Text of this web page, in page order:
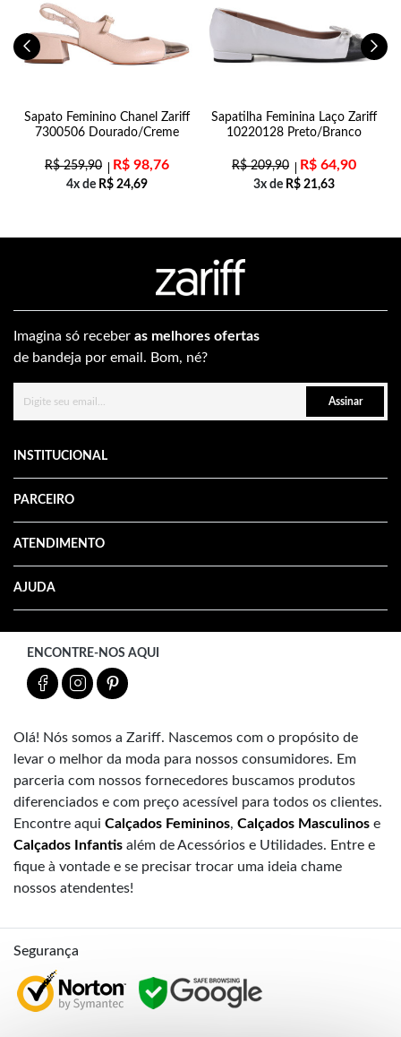
Sapato Feminino Chanel Zariff
7300506 Dourado/Creme
R$259,90 R$ 98,76
4x de R$ 24,69
Sapatilha Feminina Laço Zariff
10220128 Preto/Branco
R$209,90 R$ 64,90
3x de R$ 21,63
Imagina só receber as melhores ofertas
de bandeja por email. Bom, né?
Assinar
INSTITUCIONAL
PARCEIRO
ATENDIMENTO
AJUDA
ENCONTRE-NOS AQUI
Olá! Nós somos a Zariff. Nascemos com o propósito de
levar o melhor da moda para nossos consumidores. Em
parceria com nossos fornecedores buscamos produtos
diferenciados e com preço acessível para todos os clientes.
Encontre aqui Calçados Femininos, Calçados Masculinos e
Calçados Infantis além de Acessórios e Utilidades. Entre e
fique à vontade e se precisar trocar uma ideia chame
nossos atendentes!
Segurança